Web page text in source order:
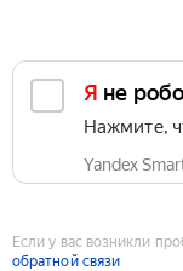
Я не
Нажмите,
Yandex
Если у вас возникли
обратной связи